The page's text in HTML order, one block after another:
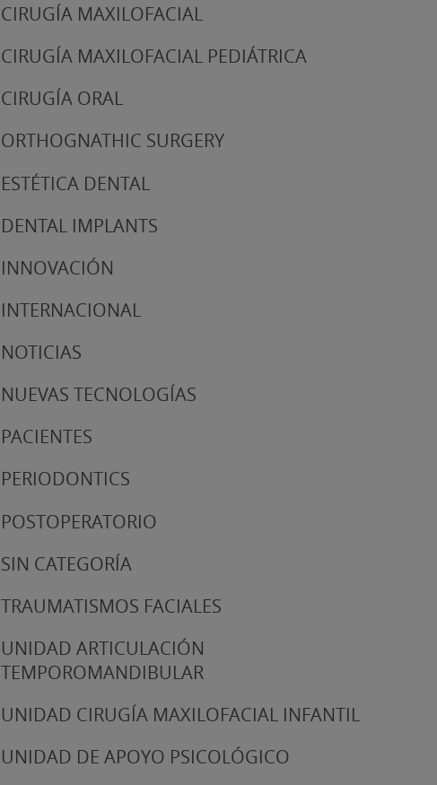
CIRUGÍA MAXILOFACIAL
CIRUGÍA MAXILOFACIAL PEDIÁTRICA
CIRUGÍA ORAL
ORTHOGNATHIC SURGERY
ESTÉTICA DENTAL
DENTAL IMPLANTS
INNOVACIÓN
INTERNACIONAL
NOTICIAS
NUEVAS TECNOLOGÍAS
PACIENTES
PERIODONTICS
POSTOPERATORIO
SIN CATEGORÍA
TRAUMATISMOS FACIALES
UNIDAD ARTICULACIÓN
TEMPOROMANDIBULAR
UNIDAD CIRUGÍA MAXILOFACIAL INFANTIL
UNIDAD DE APOYO PSICOLÓGICO